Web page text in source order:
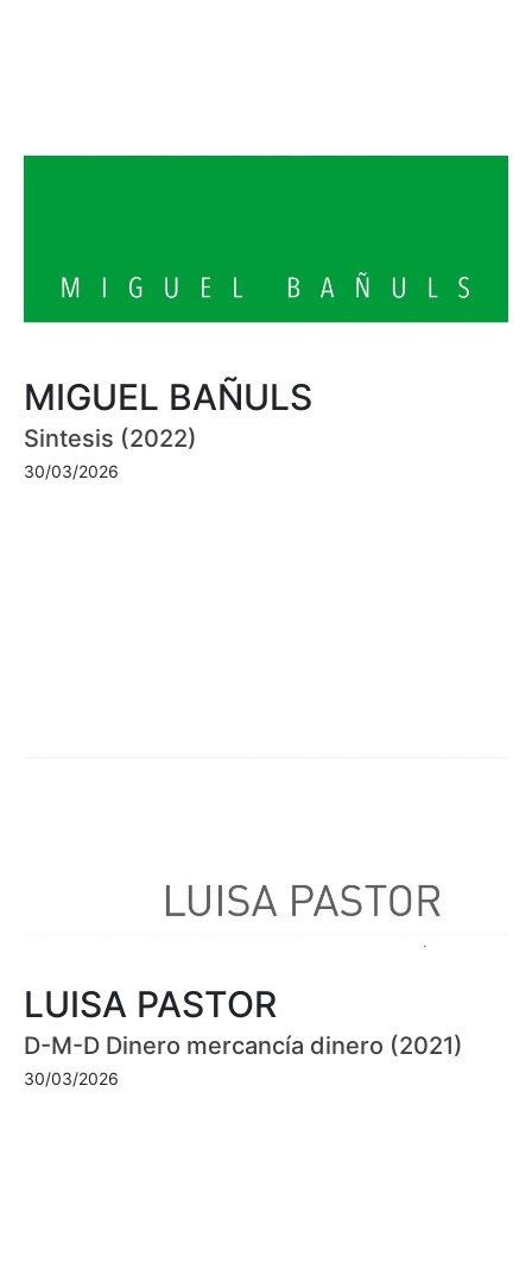
MIGUEL BAÑULS
Sintesis (2022)
30/03/2026
LUISA PASTOR
D-M-D Dinero mercancía dinero (2021)
30/03/2026